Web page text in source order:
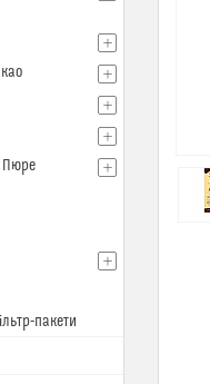
Пюре
пакети